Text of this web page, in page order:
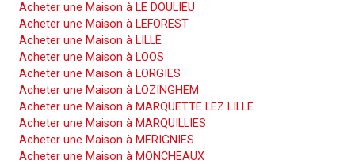
Acheter une Maison à LE DOULIEU
Acheter une Maison à LEFOREST
Acheter une Maison à LILLE
Acheter une Maison à LOOS
Acheter une Maison à LORGIES
Acheter une Maison à LOZINGHEM
Acheter une Maison à MARQUETTE LEZ LILLE
Acheter une Maison à MARQUILLIES
Acheter une Maison à MERIGNIES
Acheter une Maison à MONCHEAUX